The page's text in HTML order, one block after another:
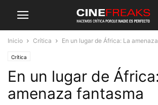
Inicio Crítica En un lugar de África: La
Crítica
En un lugar de
amenaza fantasma